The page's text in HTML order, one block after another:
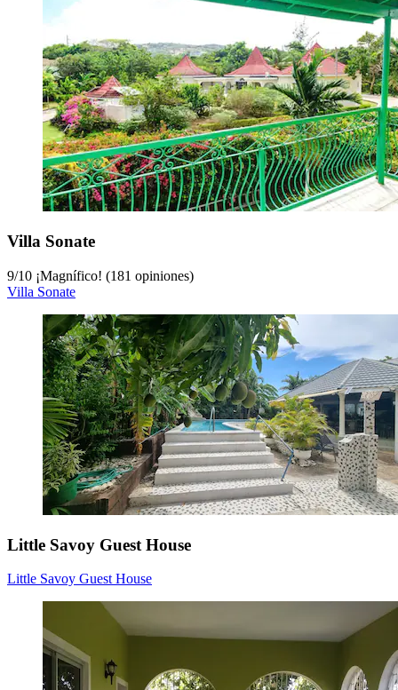
Villa Sonate
9/10 ¡Magnífico! (181 opiniones)
Villa Sonate
Little Savoy Guest House
Little Savoy Guest House